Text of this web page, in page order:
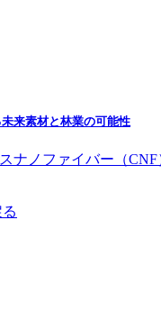
来素材と林業の可能性
ナノファイバー（